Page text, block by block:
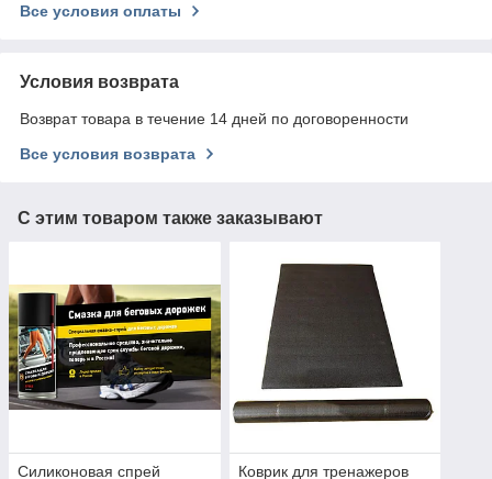
Все условия оплаты
Условия возврата
Возврат товара в течение 14 дней по договоренности
Все условия возврата
С этим товаром также заказывают
Силиконовая спрей Коврик для тренажеров